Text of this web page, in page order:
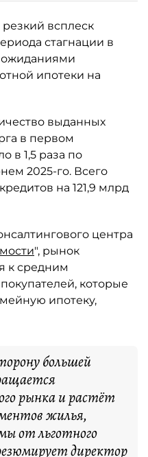
всплеск
стагнации в
ожиданиями
ипотеки на
выданных
в первом
в 1,5 раза по
2025-го. Всего
на 121,9 млрд
центра
", рынок
к средним
которые
ипотеку,
большей
рынка и растёт
жилья,
от льготного
директор